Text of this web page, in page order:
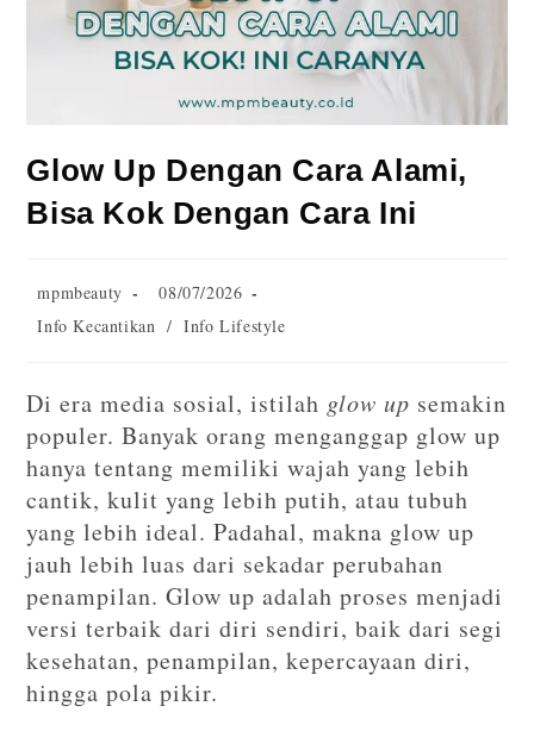
Glow Up Dengan Cara Alami,
Bisa Kok Dengan Cara Ini
mpmbeauty
08/07/2026
Info Kecantikan / Info Lifestyle
Di era media sosial, istilah glow up semakin
populer. Banyak orang menganggap glow up
hanya tentang memiliki wajah yang lebih
cantik, kulit yang lebih putih, atau tubuh
yang lebih ideal. Padahal, makna glow up
jauh lebih luas dari sekadar perubahan
penampilan. Glow up adalah proses menjadi
versi terbaik dari diri sendiri, baik dari segi
kesehatan, penampilan, kepercayaan diri,
hingga pola pikir.